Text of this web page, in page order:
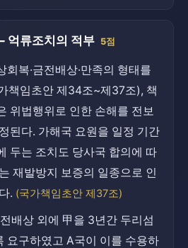
억류조치의 적부 5점
회복·금전배상·만족의 형태를
책임초안 제34조~제37조), 책
위법행위로 인한 손해를 전보
된다. 가해국 요원을 일정 기간
두는 조치도 당사국 합의에 따
재발방지 보증의 일종으로 인
. (국가책임초안 제37조)
배상 외에 甲을 3년간 두리섬
요구하였고 A국이 이를 수용하